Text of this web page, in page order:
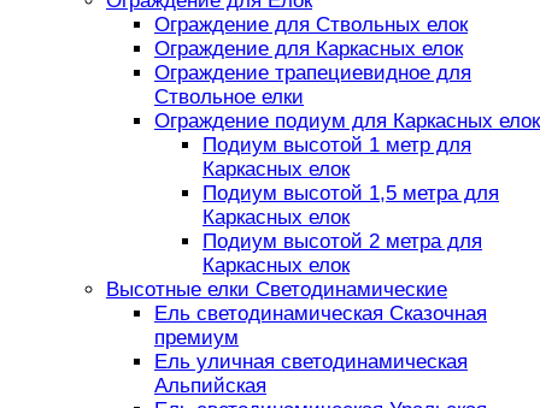
Ограждение для Ствольных елок
Ограждение для Каркасных елок
Ограждение трапециевидное для
Ствольное елки
Ограждение подиум для Каркасных елок
Подиум высотой 1 метр для
Каркасных елок
Подиум высотой 1,5 метра для
Каркасных елок
Подиум высотой 2 метра для
Каркасных елок
Высотные елки Светодинамические
Ель светодинамическая Сказочная
премиум
Ель уличная светодинамическая
Альпийская